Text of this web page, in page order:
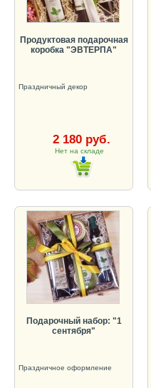
Продуктовая подарочная
коробка "ЭВТЕРПА"
Праздничный декор
2 180 руб.
Нет на складе
Подарочный набор: "1
сентября"
Праздничное оформление